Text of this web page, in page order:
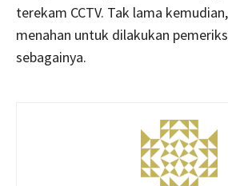
terekam CCTV. Tak lama
menahan untuk dilakukan
sebagainya.